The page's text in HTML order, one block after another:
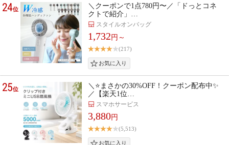
24位
＼クーポンで1点780円〜／「ドっとコネ
クトで紹介」…
スタイルオンバッグ
1,732 円～
(217)
25位
＼⭐まさかの30%OFF！クーポン配布中✨
／【楽天1位…
スマホサービス
3,880円
(5,513)